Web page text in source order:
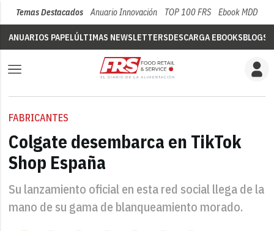
Temas Destacados Anuario Innovación TOP 100 FRS Ebook MDD
ANUARIOS PAPELÚLTIMAS NEWSLETTERSDESCARGA EBOOKSBLOGS
FABRICANTES
Colgate desembarca en TikTok
Shop España
Su lanzamiento oficial en esta red social llega de la
mano de su gama de blanqueamiento morado.